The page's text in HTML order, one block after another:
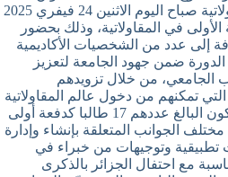
المتواصل – مركز تطوير المقاولاتية صباح اليوم الاثنين 24 فيفري 2025
الأولى في المقاولاتية، وذلك بحضور
إلى عدد من الشخصيات الأكاديمية
ضمن جهود الجامعة لتعزيز
الجامعي، من خلال تزويدهم
تمكنهم من دخول عالم المقاولاتية
بثقة وكفاءة. وقد تلقى المشاركون البالغ عددهم 17 طالبا كدفعة أولى
الجوانب المتعلقة بإنشاء وإدارة
تطبيقية وتوجيهات من خبراء في
مع احتفال الجزائر بالذكرى